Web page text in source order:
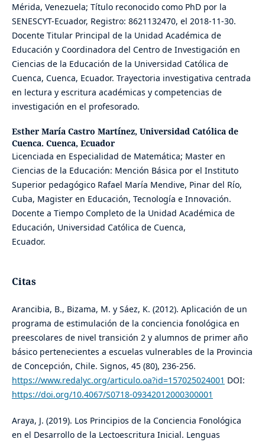
Mérida, Venezuela; Título reconocido como PhD por la
SENESCYT-Ecuador, Registro: 8621132470, el 2018-11-30.
Docente Titular Principal de la Unidad Académica de
Educación y Coordinadora del Centro de Investigación en
Ciencias de la Educación de la Universidad Católica de
Cuenca, Cuenca, Ecuador. Trayectoria investigativa centrada
en lectura y escritura académicas y competencias de
investigación en el profesorado.
Esther María Castro Martínez, Universidad Católica de
Cuenca. Cuenca, Ecuador
Licenciada en Especialidad de Matemática; Master en
Ciencias de la Educación: Mención Básica por el Instituto
Superior pedagógico Rafael María Mendive, Pinar del Río,
Cuba, Magister en Educación, Tecnología e Innovación.
Docente a Tiempo Completo de la Unidad Académica de
Educación, Universidad Católica de Cuenca,
Ecuador.
Citas
Arancibia, B., Bizama, M. y Sáez, K. (2012). Aplicación de un
programa de estimulación de la conciencia fonológica en
preescolares de nivel transición 2 y alumnos de primer año
básico pertenecientes a escuelas vulnerables de la Provincia
de Concepción, Chile. Signos, 45 (80), 236-256.
https://www.redalyc.org/articulo.oa?id=157025024001 DOI:
https://doi.org/10.4067/S0718-09342012000300001
Araya, J. (2019). Los Principios de la Conciencia Fonológica
en el Desarrollo de la Lectoescritura Inicial. Lenguas